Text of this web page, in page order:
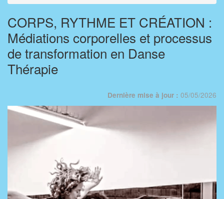
CORPS, RYTHME ET CRÉATION :
Médiations corporelles et processus
de transformation en Danse
Thérapie
Dernière mise à jour : 05/05/2026